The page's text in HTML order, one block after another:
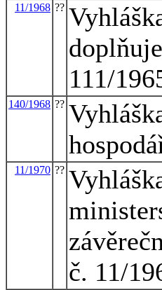
11/1968 ??
111/
140/1968 ??
11/1970 ??
č. 11/